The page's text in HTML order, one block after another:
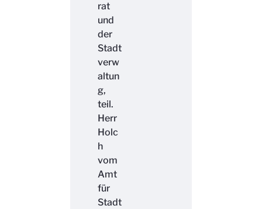
rat
und
der
Stadt
verw
altun
g,
teil.
Herr
Holc
h
vom
Amt
für
Stadt